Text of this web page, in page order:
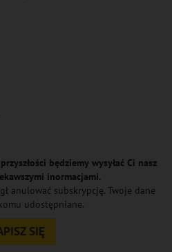
będziemy wysyłać Ci nasz
inormacjami.
anulować subskrypcję. Twoje dane
udostępniane.
SIĘ